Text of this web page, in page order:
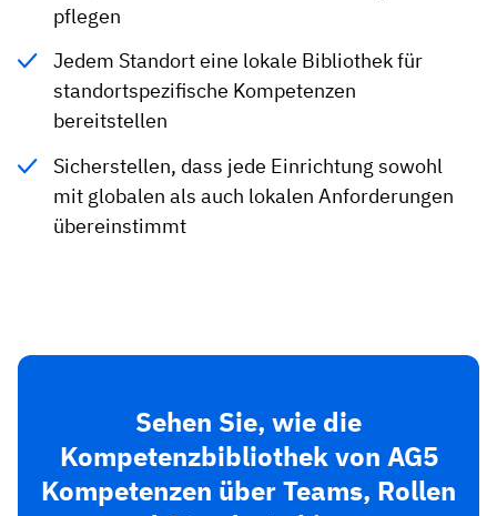
pflegen
Jedem Standort eine lokale Bibliothek für
standortspezifische Kompetenzen
bereitstellen
Sicherstellen, dass jede Einrichtung sowohl
mit globalen als auch lokalen Anforderungen
übereinstimmt
Sehen Sie, wie die
Kompetenzbibliothek von AG5
Kompetenzen über Teams, Rollen